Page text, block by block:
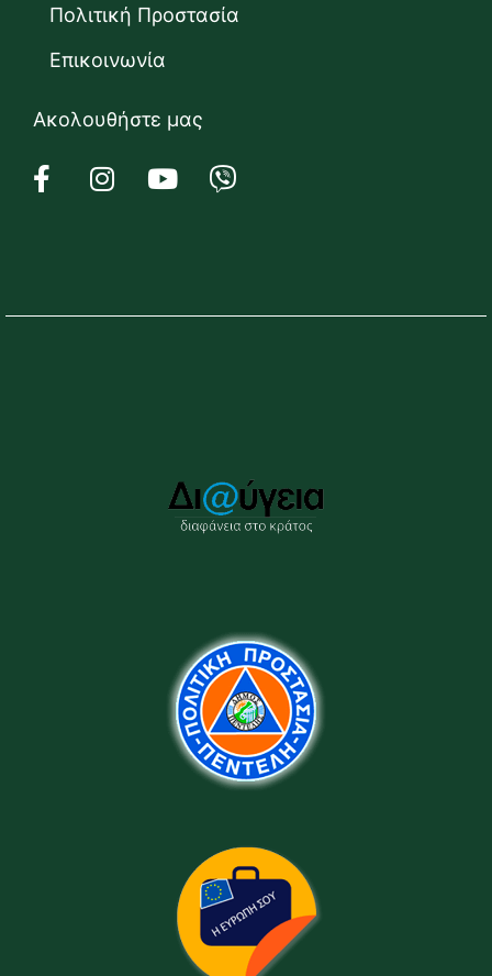
Πολιτική Προστασία
Επικοινωνία
Ακολουθήστε μας